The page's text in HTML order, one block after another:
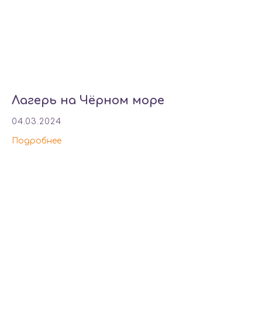
Лагерь на Чёрном море
04.03.2024
Подробнее